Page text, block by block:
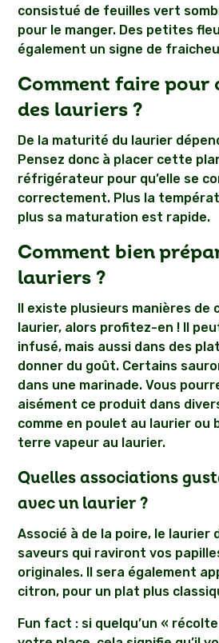
consistué de feuilles vert
pour le manger. Des petites
également un signe de
Comment faire pour
des lauriers ?
De la maturité du laurier
Pensez donc à placer cette
réfrigérateur pour qu’elle se
correctement. Plus la
plus sa maturation est rapide.
Comment bien
lauriers ?
Il existe plusieurs manières de
laurier, alors profitez-en ! Il
infusé, mais aussi dans des
donner du goût. Certains
dans une marinade. Vous
aisément ce produit dans
comme en poulet au laurier ou
terre vapeur au laurier.
Quelles associations
avec un laurier ?
Associé à de la poire, le laurier
saveurs qui raviront vos
originales. Il sera également
citron, pour un plat plus
Fun fact : si quelqu’un «